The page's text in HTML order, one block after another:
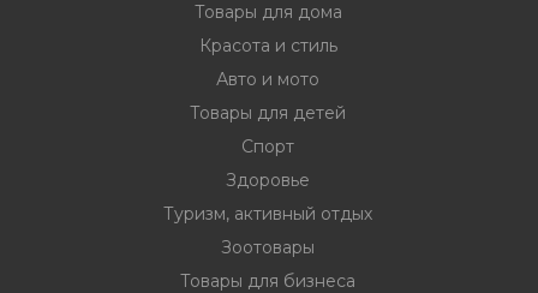
Товары для дома
Красота и стиль
Авто и мото
Товары для детей
Спорт
Здоровье
Туризм, активный отдых
Зоотовары
Товары для бизнеса